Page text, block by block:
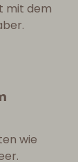
mit dem
wie